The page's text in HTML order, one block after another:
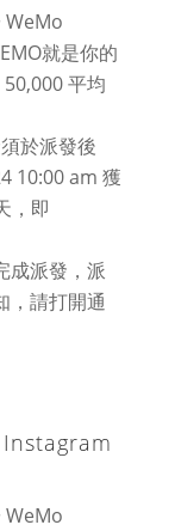
WeMo
就是你的
平均
於派發後
10:00 am 獲
，即
成派發，派
，請打開通
WeMo